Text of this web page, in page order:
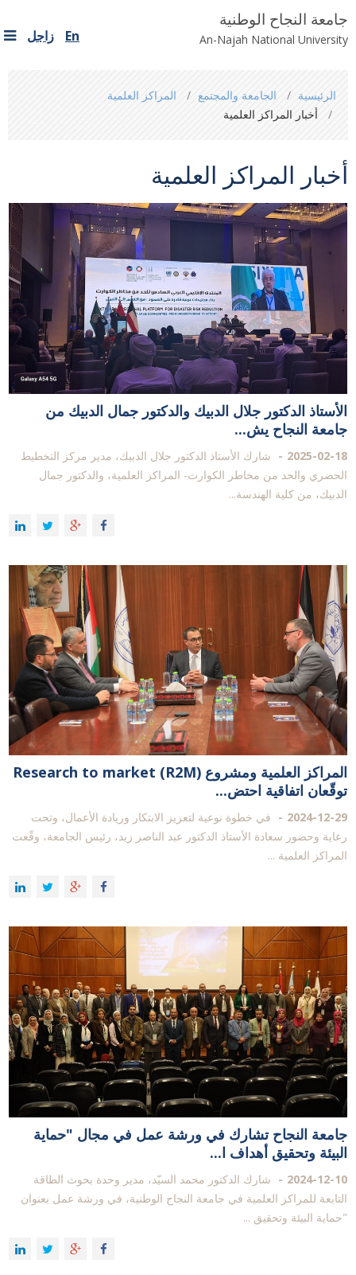
جامعة النجاح الوطنية
An-Najah National University
En زاجل
are
الرئيسية الجامعة والمجتمع
المراكز العلمية
أخبار المراكز العلمية
أخبار المراكز العلمية
الأستاذ الدكتور جلال الدبيك والدكتور جمال الدبيك من
جامعة النجاح يش...
2025-02-18
شارك الأستاذ الدكتور جلال الدبيك، مدير مركز التخطيط
الحضري والحد من مخاطر الكوارث- المراكز العلمية، والدكتور جمال
الدبيك، من كلية الهندسة...
المراكز العلمية ومشروع Research to market (R2M)
توقّعان اتفاقية احتض...
2024-12-29
في خطوة نوعية لتعزيز الابتكار وريادة الأعمال، وتحت
رعاية وحضور سعادة الأستاذ الدكتور عبد الناصر زيد، رئيس الجامعة، وقّعت
المراكز العلمية ...
جامعة النجاح تشارك في ورشة عمل في مجال "حماية
البيئة وتحقيق أهداف ا...
2024-12-10
شارك الدكتور محمد السيّد، مدير وحدة بحوث الطاقة
التابعة للمراكز العلمية في جامعة النجاح الوطنية، في ورشة عمل بعنوان
"حماية البيئة وتحقيق ...